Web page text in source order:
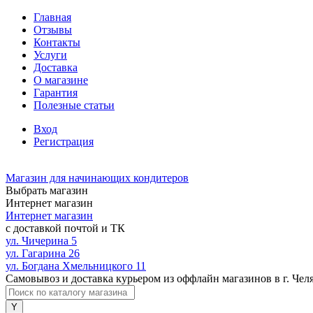
Главная
Отзывы
Контакты
Услуги
Доставка
О магазине
Гарантия
Полезные статьи
Вход
Регистрация
Магазин для начинающих кондитеров
Выбрать магазин
Интернет магазин
Интернет магазин
с доставкой почтой и ТК
ул. Чичерина 5
ул. Гагарина 26
ул. Богдана Хмельницкого 11
Самовывоз и доставка курьером из оффлайн магазинов в г.